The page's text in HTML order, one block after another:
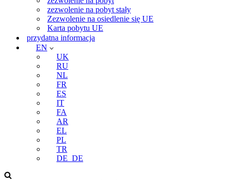
zezwolenie na pobyt stały
Zezwolenie na osiedlenie się UE
Karta pobytu UE
przydatna informacja
EN
UK
RU
NL
FR
ES
IT
FA
AR
EL
PL
TR
DE_DE